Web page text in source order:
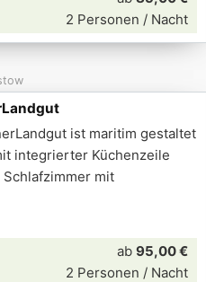
2 Personen / Nacht
ist maritim gestaltet
integrierter Küchenzeile
mit
ab 95,00 €
2 Personen / Nacht